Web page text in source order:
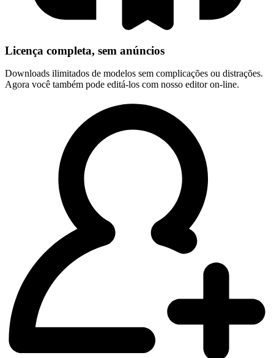
Licença completa, sem anúncios
Downloads ilimitados de modelos sem complicações ou distrações.
Agora você também pode editá-los com nosso editor on-line.